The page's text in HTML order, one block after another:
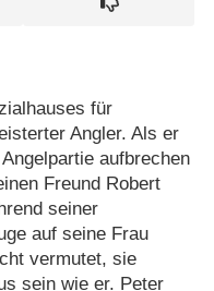
für
Angler. Als er
aufbrechen
Freund Robert
seiner
auf seine Frau
vermutet, sie
sein wie er. Peter